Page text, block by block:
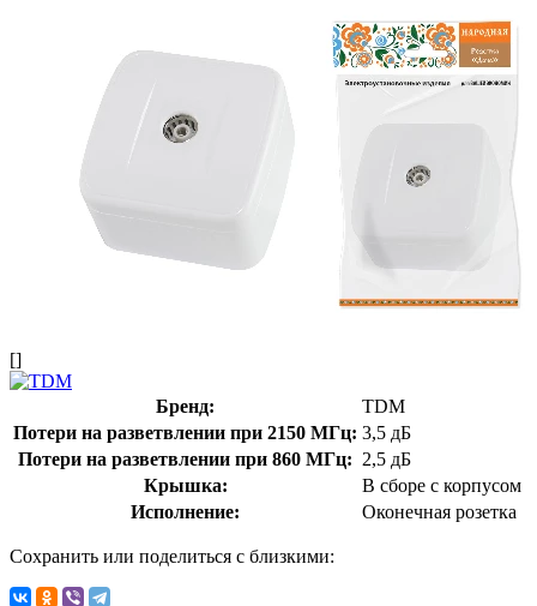
[]
Бренд:
TDM
Потери на разветвлении при 2150 МГц: 3,5 дБ
Потери на разветвлении при 860 МГц: 2,5 дБ
Крышка:
В сборе с корпусом
Исполнение:
Оконечная розетка
Сохранить или поделиться с близкими: